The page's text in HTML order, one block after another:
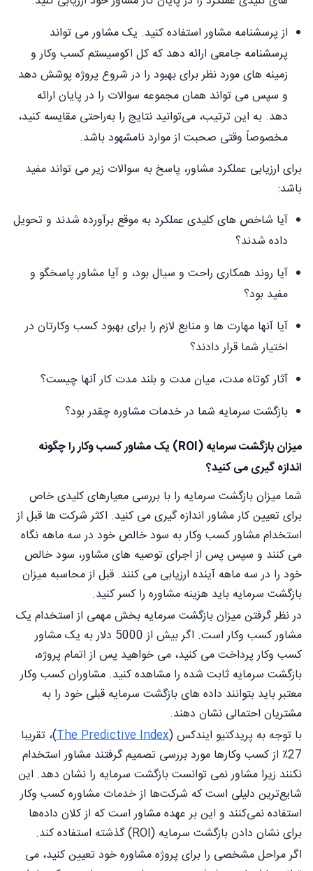
از پرسشنامه مشاور استفاده کنید. یک مشاور می تواند
پرسشنامه جامعی ارائه دهد که کل اکوسیستم کسب وکار و
زمینه های مورد نظر برای بهبود را در شروع پروژه پوشش دهد
و سپس می تواند همان مجموعه سوالات را در پایان ارائه
دهد. به این ترتیب، می‌توانید نتایج را به‌راحتی مقایسه کنید،
مخصوصاً وقتی صحبت از موارد نامشهود باشد.
برای ارزیابی عملکرد مشاور، پاسخ به سوالات زیر می تواند مفید
باشد:
آیا شاخص های کلیدی عملکرد به موقع برآورده شدند و تحویل
داده شدند؟
آیا روند همکاری راحت و سیال بود، و آیا مشاور پاسخگو و
مفید بود؟
آیا آنها مهارت ها و منابع لازم را برای بهبود کسب وکارتان در
اختیار شما قرار دادند؟
آثار کوتاه مدت، میان مدت و بلند مدت کار آنها چیست؟
بازگشت سرمایه شما در خدمات مشاوره چقدر بود؟
میزان بازگشت سرمایه (ROI) یک مشاور کسب وکار را چگونه
اندازه گیری می کنید؟
شما میزان بازگشت سرمایه را با بررسی معیارهای کلیدی خاص
برای تعیین کار مشاور اندازه گیری می کنید. اکثر شرکت ها قبل از
استخدام مشاور کسب وکار به سود خالص خود در سه ماهه نگاه
می کنند و سپس پس از اجرای توصیه های مشاور، سود خالص
خود را در سه ماهه آینده ارزیابی می کنند. قبل از محاسبه میزان
بازگشت سرمایه باید هزینه مشاوره را کسر کنید.
در نظر گرفتن میزان بازگشت سرمایه بخش مهمی از استخدام یک
مشاور کسب وکار است. اگر بیش از 5000 دلار به یک مشاور
کسب وکار پرداخت می کنید، می خواهید پس از اتمام پروژه،
بازگشت سرمایه ثابت شده را مشاهده کنید. مشاوران کسب وکار
معتبر باید بتوانند داده های بازگشت سرمایه قبلی خود را به
مشتریان احتمالی نشان دهند.
با توجه به پریدکتیو ایندکس (The Predictive Index)، تقریبا
27٪ از کسب وکارها مورد بررسی تصمیم گرفتند مشاور استخدام
نکنند زیرا مشاور نمی توانست بازگشت سرمایه را نشان دهد. این
شایع‌ترین دلیلی است که شرکت‌ها از خدمات مشاوره کسب وکار
استفاده نمی‌کنند و این بر عهده مشاور است که از کلان داده‌ها
برای نشان دادن بازگشت سرمایه (ROI) گذشته استفاده کند.
اگر مراحل مشخصی را برای پروژه مشاوره خود تعیین کنید، می